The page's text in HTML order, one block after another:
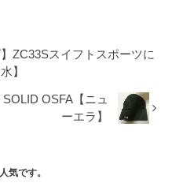
ZC33Sスイフトスポーツに
】
OSFA【ニュ
ーエラ】
気です。